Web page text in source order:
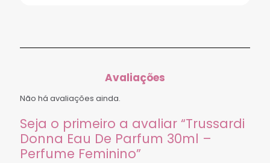
Avaliações
Não há avaliações ainda.
Seja o primeiro a avaliar “Trussardi
Donna Eau De Parfum 30ml –
Perfume Feminino”